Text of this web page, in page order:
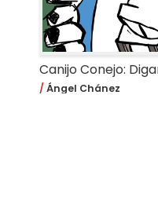
Canijo Conejo:
Ángel Chánez